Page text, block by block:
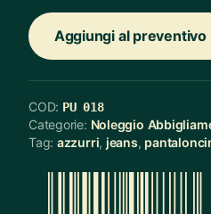
Aggiungi al preventivo
COD: PU 018
Categorie: Noleggio
Tag: azzurri, jeans,